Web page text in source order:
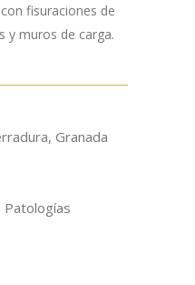
fisuraciones de
y muros de carga.
Granada
Patologías